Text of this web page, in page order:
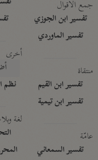
جمع الأقوال
تفسير ابن الجوزي
تفسير الماوردي
منتقاة
تفسير ابن القيم
تفسير ابن تيمية
عامّة
تفسير السمعاني
أخرى
نظم
لغة